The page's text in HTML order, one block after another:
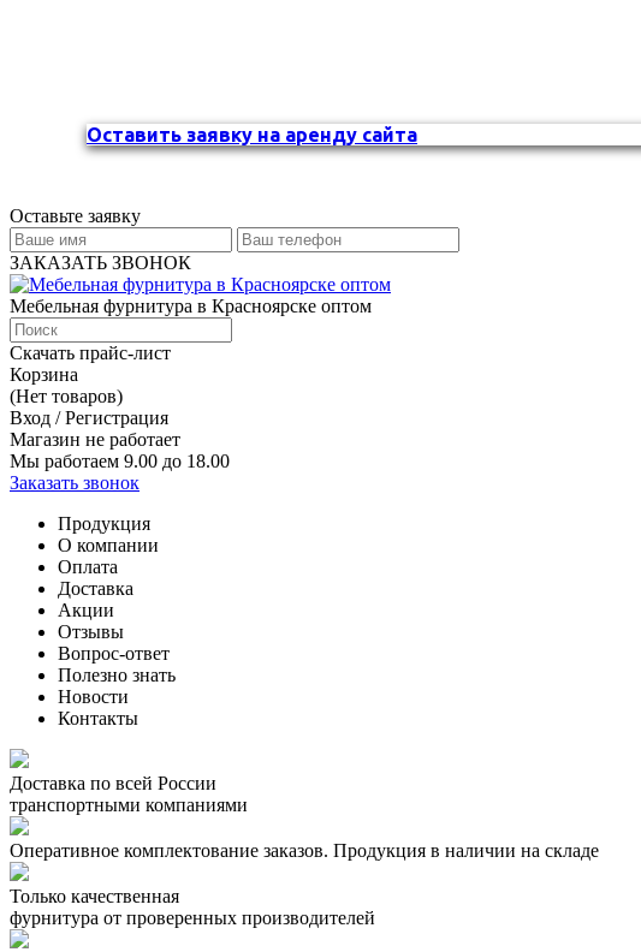
Оставить заявку на аренду сайта
Оставьте заявку
ЗАКАЗАТЬ ЗВОНОК
Мебельная фурнитура в Красноярске оптом
Скачать прайс-лист
Корзина
(Нет товаров)
Вход / Регистрация
Магазин не работает
Мы работаем 9.00 до 18.00
Заказать звонок
Продукция
О компании
Оплата
Доставка
Акции
Отзывы
Вопрос-ответ
Полезно знать
Новости
Контакты
Доставка по всей России
транспортными компаниями
Оперативное комплектование заказов. Продукция в наличии на складе
Только качественная
фурнитура от проверенных производителей